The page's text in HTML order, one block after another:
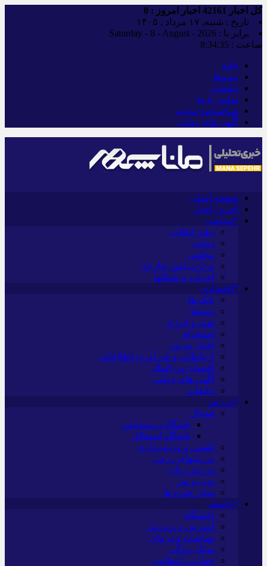
کل اخبار اخبار امروز : 0
تاریخ : شنبه, ۱۷ مرداد , ۱۴۰۵
برابر با : Saturday - 8 - August - 2026
ساعت : 8:34:37
خانه
پیوندها
تبلیغات
تماس با ما
شناسنامه سایت
آگهی های دولتی
صفحه اصلی
آخرین اخبار
*سیاسی
رهبر انقلاب
دولت
مجلس
وزارت امور خارجه
احزاب و تشکلها
*اقتصادی
بانک ها
بیمه‌ها
نفت و انرژی
استخدام
اخبار بورس
ارتباطات و فن آوری اطلاعات
اقتصاد بین الملل
آگهی های دولتی
تبلیغات
*ورزش
فوتبال
باشگاه پرسپولیس
باشگاه استقلال
کشتی و وزنه‌برداری
ورزشهای رزمی
ورزش زنان
توپ و تور
سایر حوزه ها
*جامعه
دانشگاه
آموزش و پرورش
بهداشت و درمان
سبک زندگی
حوادث، انتظامی